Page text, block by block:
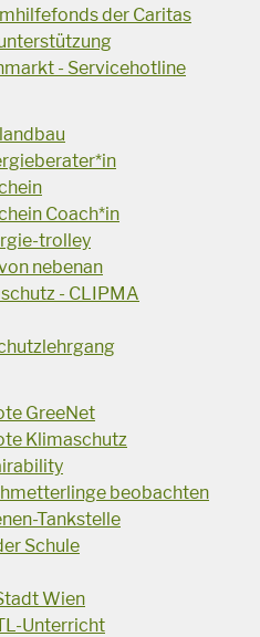
der Caritas
- Servicehotline
Coach*in
trolley
nebenan
- CLIPMA
GreeNet
Klimaschutz
beobachten
Tankstelle
Schule
Wien
Unterricht